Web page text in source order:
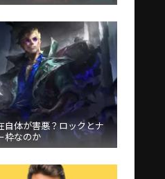
自体が害悪？ロックとナ
枠なのか